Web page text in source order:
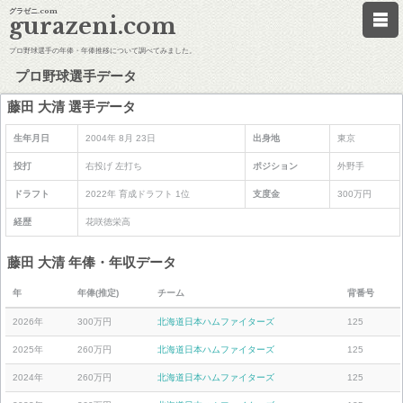
グラゼニ.com
gurazeni.com
プロ野球選手の年俸・年俸推移について調べてみました。
プロ野球選手データ
藤田 大清 選手データ
生年月日 2004年 8月 23日 出身地 東京
投打 右投げ 左打ち ポジション 外野手
ドラフト 2022年 育成ドラフト 1位 支度金 300万円
経歴 花咲徳栄高
藤田 大清 年俸・年収データ
年 年俸(推定) チーム 背番号
2026年 300万円 北海道日本ハムファイターズ 125
2025年 260万円 北海道日本ハムファイターズ 125
2024年 260万円 北海道日本ハムファイターズ 125